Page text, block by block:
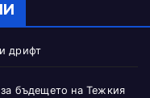
дрифт
бъдещето на Тежкия